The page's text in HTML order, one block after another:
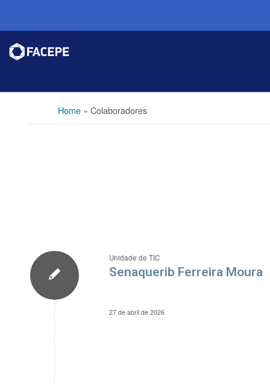
Home» Colaboradores
Unidade de TIC
Senaquerib Ferreira Moura
27 de abril de 2026